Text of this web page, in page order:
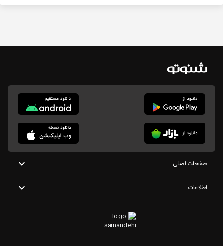
صفحات اصلی
اطلاعات